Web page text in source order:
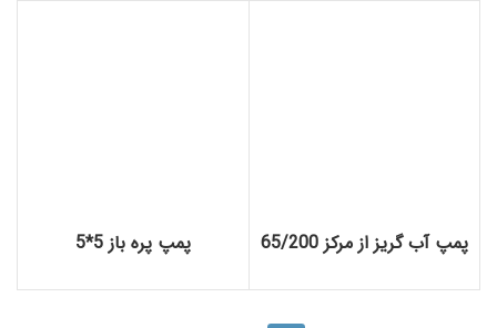
پمپ آب گریز از مرکز 65/200 پمپ پره باز 5*5